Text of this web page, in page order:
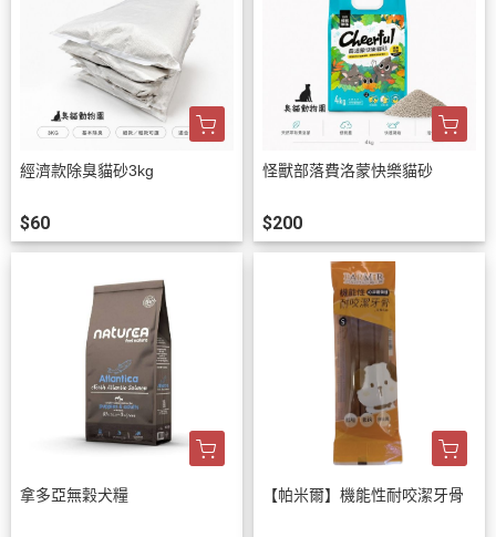
經濟款除臭貓砂3kg
$60
怪獸部落費洛蒙快樂貓砂
$200
拿多亞無穀犬糧 【帕米爾】機能性耐咬潔牙骨